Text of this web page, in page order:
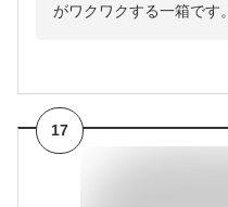
がワクワクする一箱です。
17